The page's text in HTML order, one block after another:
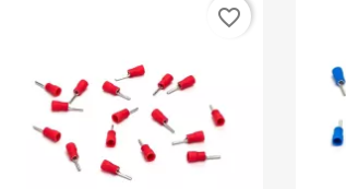
favorite_border